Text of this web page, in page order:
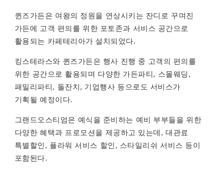
퀸즈가든은 여왕의 정원을 연상시키는 잔디로 꾸며진
가든에 고객 편의를 위한 포토존과 서비스 공간으로
활용되는 카페테리아가 설치되었다.
킹스테라스와 퀸즈가든은 행사 진행 중 고객의 편의를
위한 공간으로 활용되며 다양한 가든파티, 스몰웨딩,
패밀리파티, 돌잔치, 기업행사 등으로도 서비스가
기획될 예정이다.
그랜드오스티엄은 예식을 준비하는 예비 부부들을 위한
다양한 혜택과 프로모션을 제공하고 있는데, 대관료
특별할인, 플라워 서비스 할인, 스타일리쉬 서비스 등이
포함된다.